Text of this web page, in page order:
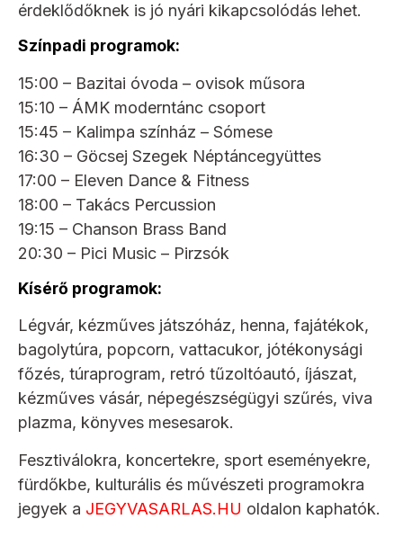
érdeklődőknek is jó nyári kikapcsolódás lehet.
Színpadi programok:
15:00 – Bazitai óvoda – ovisok műsora
15:10 – ÁMK moderntánc csoport
15:45 – Kalimpa színház – Sómese
16:30 – Göcsej Szegek Néptáncegyüttes
17:00 – Eleven Dance & Fitness
18:00 – Takács Percussion
19:15 – Chanson Brass Band
20:30 – Pici Music – Pirzsók
Kísérő programok:
Légvár, kézműves játszóház, henna, fajátékok,
bagolytúra, popcorn, vattacukor, jótékonysági
főzés, túraprogram, retró tűzoltóautó, íjászat,
kézműves vásár, népegészségügyi szűrés, viva
plazma, könyves mesesarok.
Fesztiválokra, koncertekre, sport eseményekre,
fürdőkbe, kulturális és művészeti programokra
jegyek a JEGYVASARLAS.HU oldalon kaphatók.